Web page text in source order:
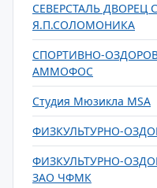
СЕВЕРСТАЛЬ ДВОРЕЦ
Я.П.СОЛОМОНИКА
СПОРТИВНО-
АММОФОС
Студия Мюзикла MSA
ФИЗКУЛЬТУРНО-
ФИЗКУЛЬТУРНО-
ЗАО ЧФМК